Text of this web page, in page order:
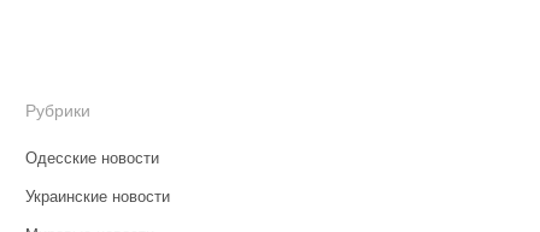
Рубрики
Одесские новости
Украинские новости